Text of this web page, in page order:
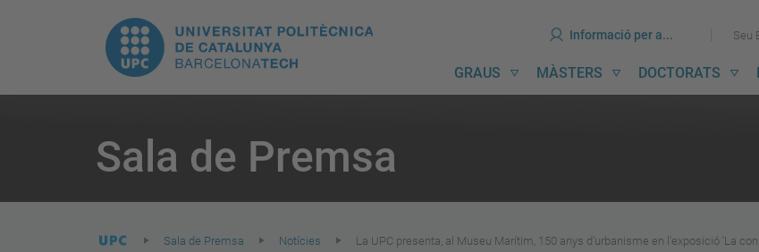
UPC.
Universitat
Politècnica
de
Catalunya
Ves
al
contingut
Ves
al
menú
Informació per a... Seu
Navegació
GRAUS MÀSTERS DOCTORATS
Sala de Premsa
are
here:
Sala de Premsa Notícies La UPC presenta, al Museu Marítim, 150 anys d'urbanisme en l'exposició 'La